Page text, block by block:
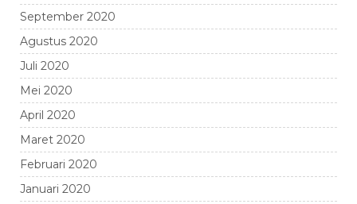
September 2020
Agustus 2020
Juli 2020
Mei 2020
April 2020
Maret 2020
Februari 2020
Januari 2020